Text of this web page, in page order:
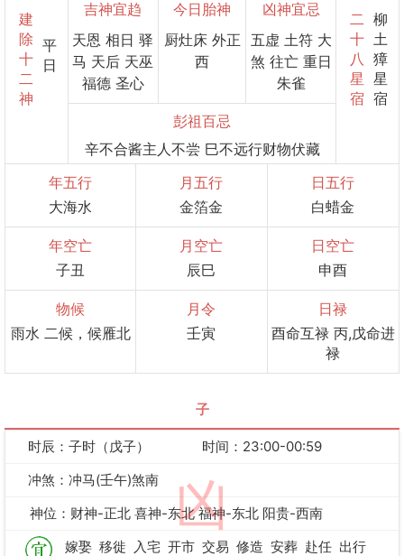
建
除
十
二
神
平
日
吉神宜趋
天恩 相日 驿
马 天后 天巫
福德 圣心
今日胎神
厨灶床 外正
西
凶神宜忌
五虚 土符 大
煞 往亡 重日
朱雀
彭祖百忌
辛不合酱主人不尝 巳不远行财物伏藏
二
十
八
星
宿
柳
土
獐
星
宿
年五行
大海水
月五行
金箔金
日五行
白蜡金
年空亡
子丑
月空亡
辰巳
日空亡
申酉
物候
雨水 二候，候雁北
月令
壬寅
日禄
酉命互禄 丙,戊命进
禄
子
凶
时辰：子时（戊子）
时间：23:00-00:59
冲煞：冲马(壬午)煞南
神位：财神-正北 喜神-东北 福神-东北 阳贵-西南
嫁娶 移徙 入宅 开市 交易 修造 安葬 赴任 出行